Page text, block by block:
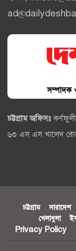
সম্পাদক
চট্টগ্রাম অফিসঃ
৬৩ এস এস খালেদ রোড,
চট্টগ্রাম সারাদেশ
খেলাধুলা
Privacy Policy